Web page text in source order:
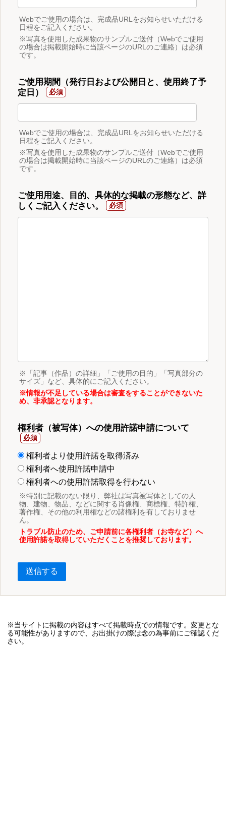
Webでご使用の場合は、完成品URLをお知らせいただける
日程をご記入ください。
※写真を使用した成果物のサンプルご送付（Webでご使用
の場合は掲載開始時に当該ページのURLのご連絡）は必須
です。
ご使用期間（発行日および公開日と、使用終了予
定日）
Webでご使用の場合は、完成品URLをお知らせいただける
日程をご記入ください。
※写真を使用した成果物のサンプルご送付（Webでご使用
の場合は掲載開始時に当該ページのURLのご連絡）は必須
です。
ご使用用途、目的、具体的な掲載の形態など、詳
しくご記入ください。
※「記事（作品）の詳細」「ご使用の目的」「写真部分の
サイズ」など、具体的にご記入ください。
※情報が不足している場合は審査をすることができないた
め、非承認となります。
権利者（被写体）への使用許諾申請について
権利者より使用許諾を取得済み
権利者へ使用許諾申請中
権利者への使用許諾取得を行わない
※特別に記載のない限り、弊社は写真被写体としての人
物、建物、物品、などに関する肖像権、商標権、特許権、
著作権、その他の利用権などの諸権利を有しておりませ
ん。
トラブル防止のため、ご申請前に各権利者（お寺など）へ
使用許諾を取得していただくことを推奨しております。
送信する
※当サイトに掲載の内容はすべて掲載時点での情報です。変更とな
る可能性がありますので、お出掛けの際は念の為事前にご確認くだ
さい。